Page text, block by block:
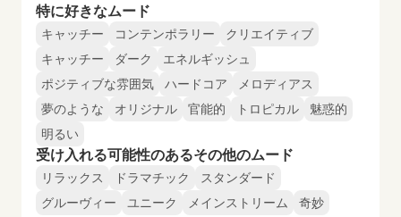
特に好きなムード
キャッチー コンテンポラリー
クリエイティブ
キャッチー
ダーク
エネルギッシュ
ポジティブな雰囲気
ハードコア
メロディアス
夢のような
オリジナル 官能的 トロピカル
魅惑的
明るい
受け入れる可能性のあるその他のムード
リラックス ドラマチック
スタンダード
グルーヴィー
ユニーク メインストリーム 奇妙